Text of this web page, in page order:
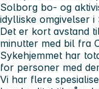
Solborg bo- og
idylliske omgivelser i
Det er kort avstand
minutter med bil fra
Sykehjemmet har
for personer med
Vi har flere